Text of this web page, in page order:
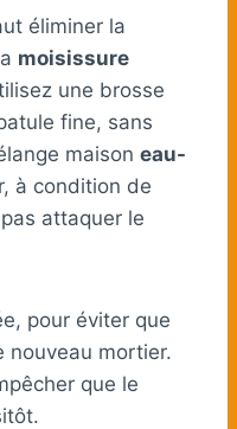
éliminer la
moisissure
une brosse
fine, sans
maison eau-
à condition de
attaquer le
pour éviter que
nouveau mortier.
que le